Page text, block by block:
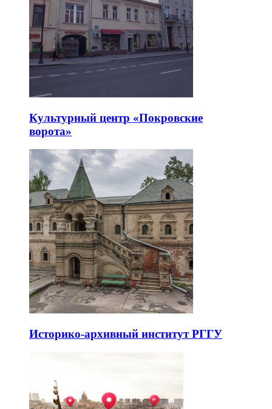
Культурный центр «Покровские
ворота»
Историко-архивный институт РГГУ